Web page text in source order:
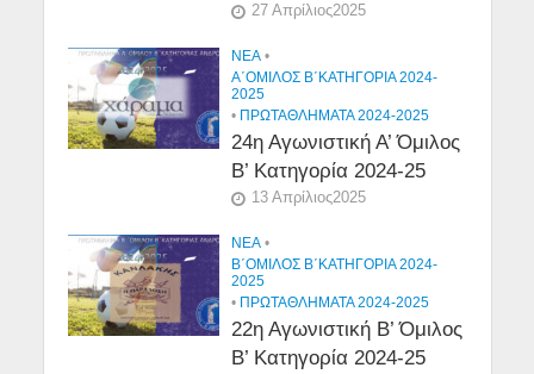
27 Απρίλιος2025
NEA •
Α΄ΟΜΙΛΟΣ Β΄ΚΑΤΗΓΟΡΙΑ 2024-
2025
• ΠΡΩΤΑΘΛΗΜΑΤΑ 2024-2025
24η Αγωνιστική Α’ Όμιλος
Β’ Κατηγορία 2024-25
13 Απρίλιος2025
NEA •
Β΄ΟΜΙΛΟΣ Β΄ΚΑΤΗΓΟΡΙΑ 2024-
2025
• ΠΡΩΤΑΘΛΗΜΑΤΑ 2024-2025
22η Αγωνιστική Β’ Όμιλος
Β’ Κατηγορία 2024-25